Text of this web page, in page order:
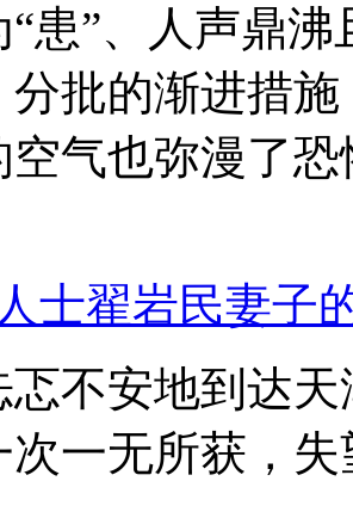
患”、人声鼎
分批的渐进措
空气也弥漫了
士翟岩民妻子
忑不安地到达
次一无所获，